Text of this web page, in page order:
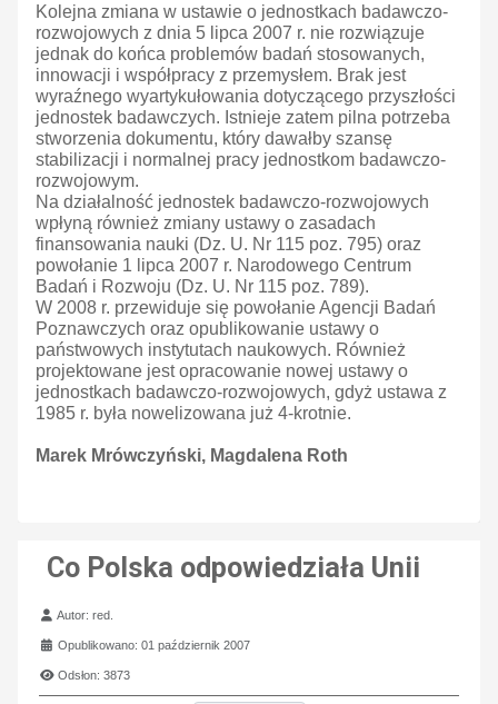
Kolejna zmiana w ustawie o jednostkach badawczo-
rozwojowych z dnia 5 lipca 2007 r. nie rozwiązuje
jednak do końca problemów badań stosowanych,
innowacji i współpracy z przemysłem. Brak jest
wyraźnego wyartykułowania dotyczącego przyszłości
jednostek badawczych. Istnieje zatem pilna potrzeba
stworzenia dokumentu, który dawałby szansę
stabilizacji i normalnej pracy jednostkom badawczo-
rozwojowym.
Na działalność jednostek badawczo-rozwojowych
wpłyną również zmiany ustawy o zasadach
finansowania nauki (Dz. U. Nr 115 poz. 795) oraz
powołanie 1 lipca 2007 r. Narodowego Centrum
Badań i Rozwoju (Dz. U. Nr 115 poz. 789).
W 2008 r. przewiduje się powołanie Agencji Badań
Poznawczych oraz opublikowanie ustawy o
państwowych instytutach naukowych. Również
projektowane jest opracowanie nowej ustawy o
jednostkach badawczo-rozwojowych, gdyż ustawa z
1985 r. była nowelizowana już 4-krotnie.
Marek Mrówczyński, Magdalena Roth
Co Polska odpowiedziała Unii
Szczegóły
Autor:red.
Opublikowano: 01 październik 2007
Odsłon: 3873